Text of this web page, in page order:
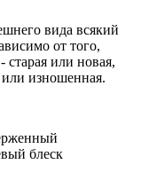
вида всякий
от того,
старая или новая,
изношенная.
блеск